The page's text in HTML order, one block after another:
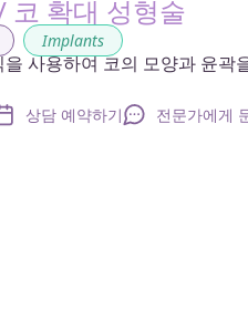
코 확대 성형술
, Implants
사용하여 코의 모양과 윤곽
상담 예약하기 전문가에게